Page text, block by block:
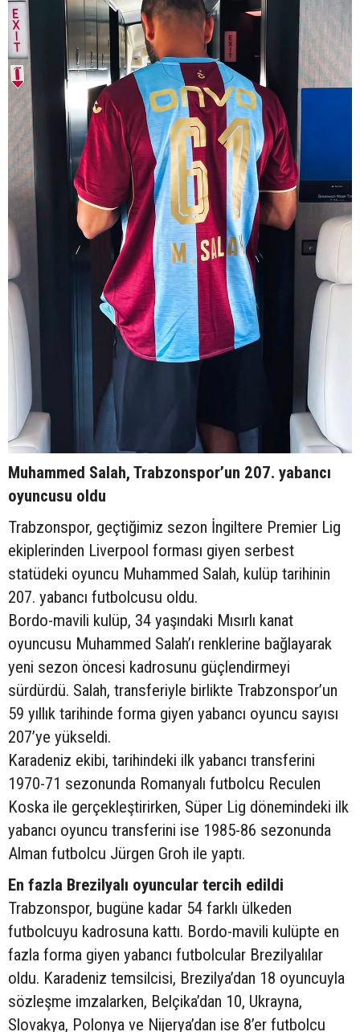
Muhammed Salah, Trabzonspor’un 207. yabancı
oyuncusu oldu
Trabzonspor, geçtiğimiz sezon İngiltere Premier Lig
ekiplerinden Liverpool forması giyen serbest
statüdeki oyuncu Muhammed Salah, kulüp tarihinin
207. yabancı futbolcusu oldu.
Bordo-mavili kulüp, 34 yaşındaki Mısırlı kanat
oyuncusu Muhammed Salah’ı renklerine bağlayarak
yeni sezon öncesi kadrosunu güçlendirmeyi
sürdürdü. Salah, transferiyle birlikte Trabzonspor’un
59 yıllık tarihinde forma giyen yabancı oyuncu sayısı
207’ye yükseldi.
Karadeniz ekibi, tarihindeki ilk yabancı transferini
1970-71 sezonunda Romanyalı futbolcu Reculen
Koska ile gerçekleştirirken, Süper Lig dönemindeki ilk
yabancı oyuncu transferini ise 1985-86 sezonunda
Alman futbolcu Jürgen Groh ile yaptı.
En fazla Brezilyalı oyuncular tercih edildi
Trabzonspor, bugüne kadar 54 farklı ülkeden
futbolcuyu kadrosuna kattı. Bordo-mavili kulüpte en
fazla forma giyen yabancı futbolcular Brezilyalılar
oldu. Karadeniz temsilcisi, Brezilya’dan 18 oyuncuyla
sözleşme imzalarken, Belçika’dan 10, Ukrayna,
Slovakya, Polonya ve Nijerya’dan ise 8’er futbolcu